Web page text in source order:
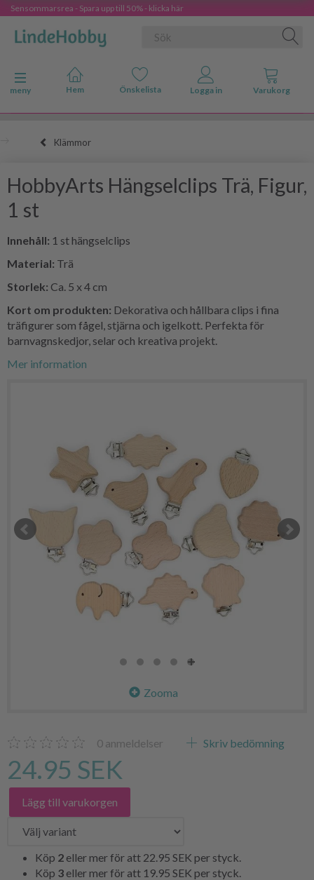
Sensommarsrea - Spara upp till 50% - klicka här
Ändra navigering
meny
Klämmor
HobbyArts Hängselclips Trä, Figur,
1 st
Innehåll: 1 st hängselclips
Material: Trä
Storlek: Ca. 5 x 4 cm
Kort om produkten: Dekorativa och hållbara clips i fina
träfigurer som fågel, stjärna och igelkott. Perfekta för
barnvagnskedjor, selar och kreativa projekt.
Mer information
Zooma
0 anmeldelser Skriv bedömning
24.95 SEK
Lägg till varukorgen
Köp 2 eller mer för att 22.95 SEK per styck.
Köp 3 eller mer för att 19.95 SEK per styck.